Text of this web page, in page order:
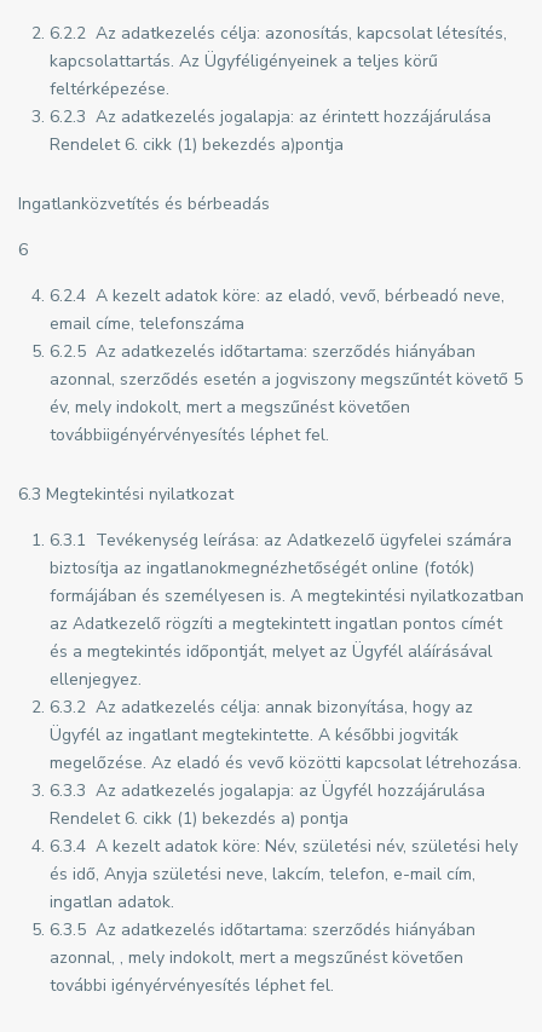
6.2.2 Az adatkezelés célja: azonosítás, kapcsolat létesítés,
kapcsolattartás. Az Ügyféligényeinek a teljes körű
feltérképezése.
6.2.3 Az adatkezelés jogalapja: az érintett hozzájárulása
Rendelet 6. cikk (1) bekezdés a)pontja
Ingatlanközvetítés és bérbeadás
6
6.2.4 A kezelt adatok köre: az eladó, vevő, bérbeadó neve,
email címe, telefonszáma
6.2.5 Az adatkezelés időtartama: szerződés hiányában
azonnal, szerződés esetén a jogviszony megszűntét követő 5
év, mely indokolt, mert a megszűnést követően
továbbiigényérvényesítés léphet fel.
6.3 Megtekintési nyilatkozat
6.3.1 Tevékenység leírása: az Adatkezelő ügyfelei számára
biztosítja az ingatlanokmegnézhetőségét online (fotók)
formájában és személyesen is. A megtekintési nyilatkozatban
az Adatkezelő rögzíti a megtekintett ingatlan pontos címét
és a megtekintés időpontját, melyet az Ügyfél aláírásával
ellenjegyez.
6.3.2 Az adatkezelés célja: annak bizonyítása, hogy az
Ügyfél az ingatlant megtekintette. A későbbi jogviták
megelőzése. Az eladó és vevő közötti kapcsolat létrehozása.
6.3.3 Az adatkezelés jogalapja: az Ügyfél hozzájárulása
Rendelet 6. cikk (1) bekezdés a) pontja
6.3.4 A kezelt adatok köre: Név, születési név, születési hely
és idő, Anyja születési neve, lakcím, telefon, e-mail cím,
ingatlan adatok.
6.3.5 Az adatkezelés időtartama: szerződés hiányában
azonnal, , mely indokolt, mert a megszűnést követően
további igényérvényesítés léphet fel.